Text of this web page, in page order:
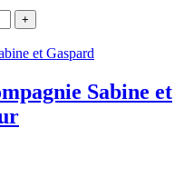
+
Sabine et